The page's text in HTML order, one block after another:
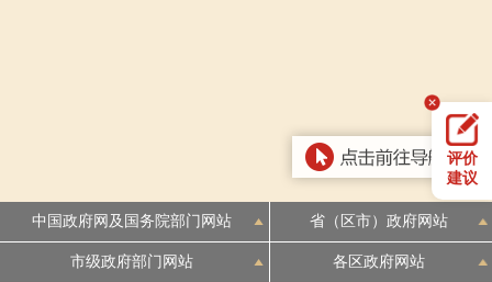
评价
建议
中国政府网及国务院部门网站 省（区市）政府网站
市级政府部门网站 各区政府网站